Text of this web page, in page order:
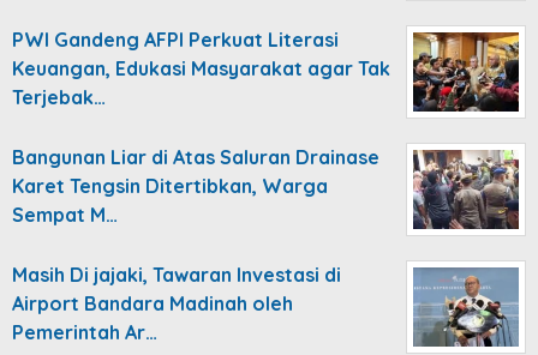
PWI Gandeng AFPI Perkuat Literasi
Keuangan, Edukasi Masyarakat agar Tak
Terjebak…
Bangunan Liar di Atas Saluran Drainase
Karet Tengsin Ditertibkan, Warga
Sempat M…
Masih Di jajaki, Tawaran Investasi di
Airport Bandara Madinah oleh
Pemerintah Ar…